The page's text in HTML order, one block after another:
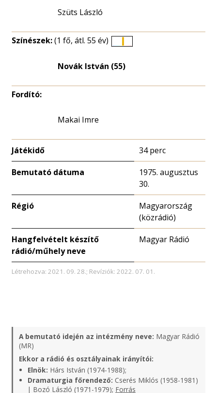
Szüts László
Színészek:(1 fő, átl. 55 év)
eloszlás
Novák István (55)
Fordító:
Makai Imre
Játékidő 34 perc
Bemutató dátuma
1975. augusztus
30.
Régió
Magyarország
(közrádió)
Hangfelvételt készítő
rádió/műhely neve
Magyar Rádió
Létrehozva: 2021. 09. 28.; Revíziók: 2022. 07. 01.
A bemutató idején az intézmény neve: Magyar Rádió
(MR)
Ekkor a rádió és osztályainak irányítói:
Elnök: Hárs István (1974-1988);
Dramaturgia főrendező: Cserés Miklós (1958-1981)
| Bozó László (1971-1979); Forrás